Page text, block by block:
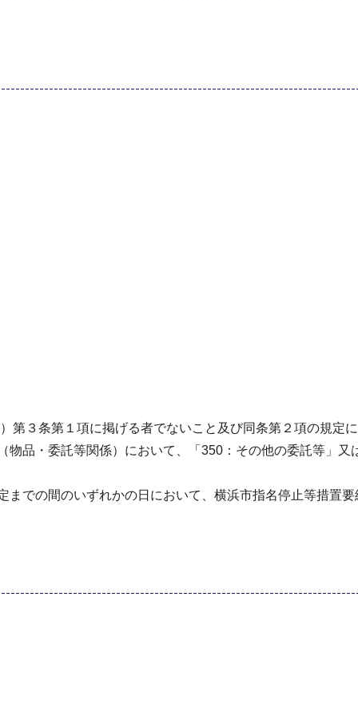
第３条第１項に掲げる者でないこと及び同条第２項の規定
物品・委託等関係）において、「350：その他の委託等」
までの間のいずれかの日において、横浜市指名停止等措置